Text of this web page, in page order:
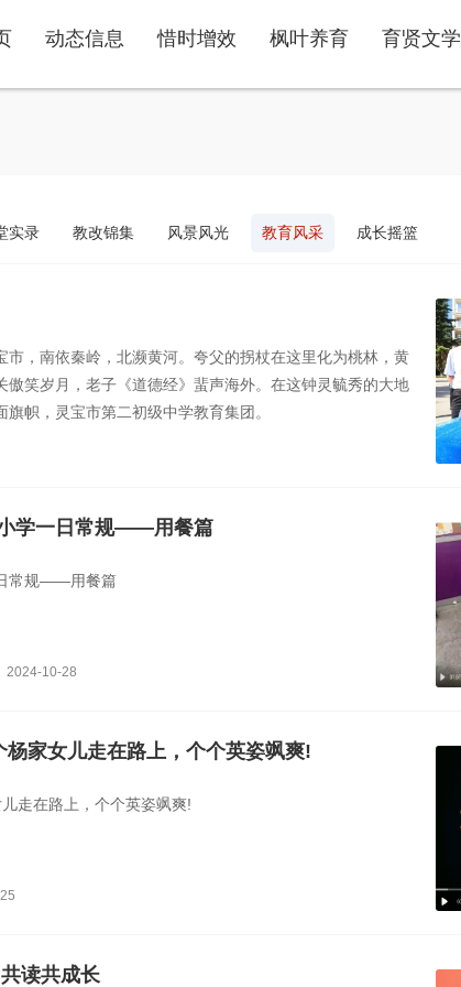
动态信息 惜时增效 枫叶养育 育贤文学
实录 教改锦集 风景风光 教育风采 成长摇篮
市，南依秦岭，北濒黄河。夸父的拐杖在这里化为桃林，黄
傲笑岁月，老子《道德经》蜚声海外。在这钟灵毓秀的大地
旗帜，灵宝市第二初级中学教育集团。
小学一日常规——用餐篇
常规——用餐篇
2024-10-28
家女儿走在路上，个个英姿飒爽!
走在路上，个个英姿飒爽!
读共成长